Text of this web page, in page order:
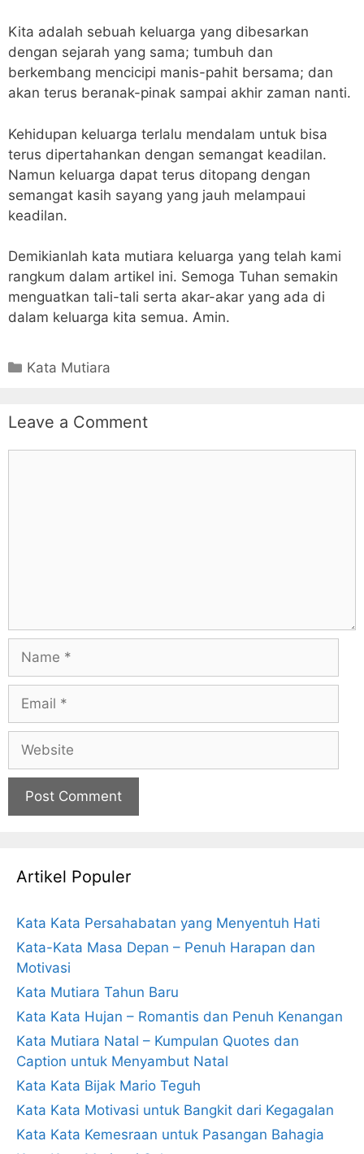
Kita adalah sebuah keluarga yang dibesarkan
dengan sejarah yang sama; tumbuh dan
berkembang mencicipi manis-pahit bersama; dan
akan terus beranak-pinak sampai akhir zaman nanti.
Kehidupan keluarga terlalu mendalam untuk bisa
terus dipertahankan dengan semangat keadilan.
Namun keluarga dapat terus ditopang dengan
semangat kasih sayang yang jauh melampaui
keadilan.
Demikianlah kata mutiara keluarga yang telah kami
rangkum dalam artikel ini. Semoga Tuhan semakin
menguatkan tali-tali serta akar-akar yang ada di
dalam keluarga kita semua. Amin.
Categories
Kata Mutiara
Leave a Comment
Name
Email
Website
Artikel Populer
Kata Kata Persahabatan yang Menyentuh Hati
Kata-Kata Masa Depan – Penuh Harapan dan
Motivasi
Kata Mutiara Tahun Baru
Kata Kata Hujan – Romantis dan Penuh Kenangan
Kata Mutiara Natal – Kumpulan Quotes dan
Caption untuk Menyambut Natal
Kata Kata Bijak Mario Teguh
Kata Kata Motivasi untuk Bangkit dari Kegagalan
Kata Kata Kemesraan untuk Pasangan Bahagia